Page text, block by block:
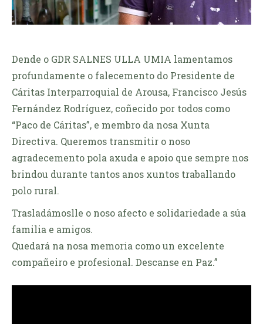
Dende o GDR SALNES ULLA UMIA lamentamos
profundamente o falecemento do Presidente de
Cáritas Interparroquial de Arousa, Francisco Jesús
Fernández Rodríguez, coñecido por todos como
“Paco de Cáritas”, e membro da nosa Xunta
Directiva. Queremos transmitir o noso
agradecemento pola axuda e apoio que sempre nos
brindou durante tantos anos xuntos traballando
polo rural.
Trasladámoslle o noso afecto e solidariedade a súa
familia e amigos.
Quedará na nosa memoria como un excelente
compañeiro e profesional. Descanse en Paz.”